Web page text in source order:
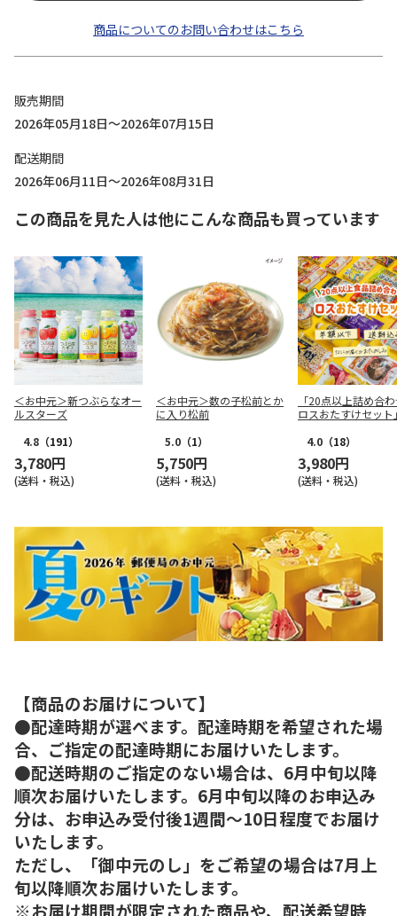
商品についてのお問い合わせはこちら
販売期間
2026年05月18日～2026年07月15日
配送期間
2026年06月11日～2026年08月31日
この商品を見た人は他にこんな商品も買っています
＜お中元＞新つぶらなオー
ルスターズ
4.8 （191）
3,780円
(送料・税込)
＜お中元＞数の子松前とか
に入り松前
5.0 （1）
5,750円
(送料・税込)
「20点以上詰め合
ロスおたすけセット
4.0 （18）
3,980円
(送料・税込)
【商品のお届けについて】
●配達時期が選べます。配達時期を希望された場
合、ご指定の配達時期にお届けいたします。
●配送時期のご指定のない場合は、6月中旬以降
順次お届けいたします。6月中旬以降のお申込み
分は、お申込み受付後1週間～10日程度でお届け
いたします。
ただし、「御中元のし」をご希望の場合は7月上
旬以降順次お届けいたします。
※お届け期間が限定された商品や、配送希望時